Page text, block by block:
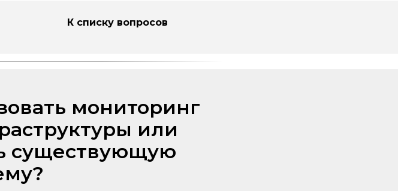
К списку вопросов
мониторинг
или
существующую